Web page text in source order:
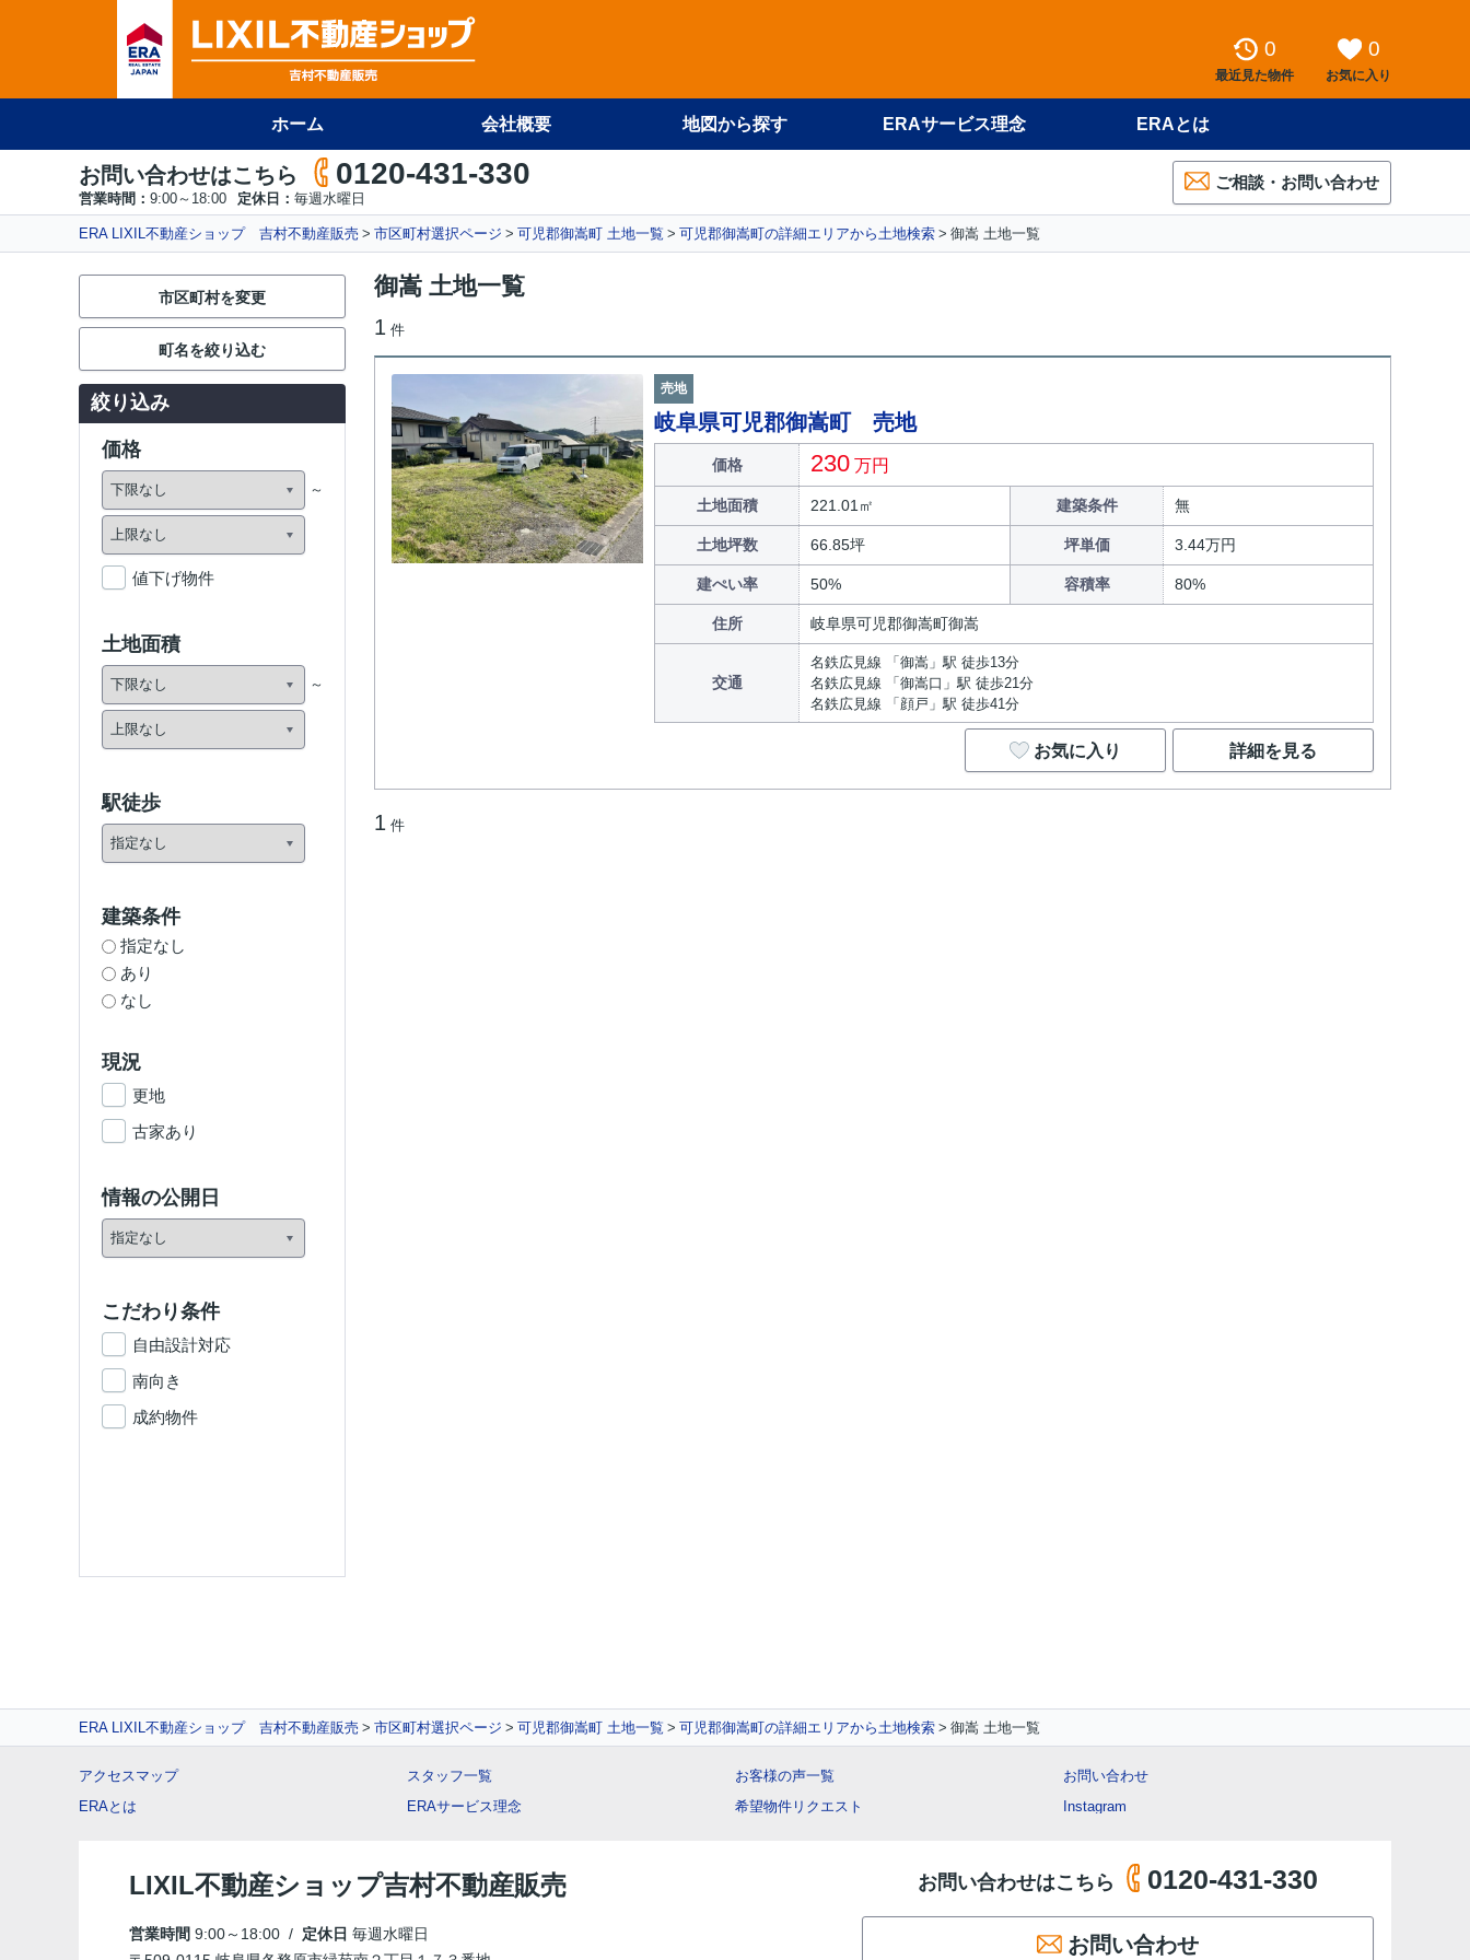
0
最近見た物件
0
お気に入り
ホーム 会社概要 地図から探す ERAサービス理念 ERAとは
お問い合わせはこちら 0120-431-330
営業時間： 9:00～18:00 定休日： 毎週水曜日
ご相談・お問い合わせ
ERA LIXIL不動産ショップ 吉村不動産販売 市区町村選択ページ 可児郡御嵩町 土地一覧 可児郡御嵩町の詳細エリアから土地検索 御嵩 土地一覧
御嵩 土地一覧
1 件
売地
岐阜県可児郡御嵩町 売地
価格 230 万円
土地面積 221.01㎡ 建築条件 無
土地坪数 66.85坪 坪単価 3.44万円
建ぺい率 50% 容積率 80%
住所 岐阜県可児郡御嵩町御嵩
交通
名鉄広見線 「御嵩」駅 徒歩13分
名鉄広見線 「御嵩口」駅 徒歩21分
名鉄広見線 「顔戸」駅 徒歩41分
お気に入り 詳細を見る
1 件
市区町村を変更
町名を絞り込む
絞り込み
価格
値下げ物件
土地面積
駅徒歩
建築条件
指定なし
あり
なし
現況
更地
古家あり
情報の公開日
こだわり条件
自由設計対応
南向き
成約物件
ERA LIXIL不動産ショップ 吉村不動産販売 市区町村選択ページ 可児郡御嵩町 土地一覧 可児郡御嵩町の詳細エリアから土地検索 御嵩 土地一覧
アクセスマップ
ERAとは
スタッフ一覧
ERAサービス理念
お客様の声一覧
希望物件リクエスト
お問い合わせ
Instagram
LIXIL不動産ショップ吉村不動産販売
営業時間 9:00～18:00 / 定休日 毎週水曜日
お問い合わせはこちら 0120-431-330
お問い合わせ